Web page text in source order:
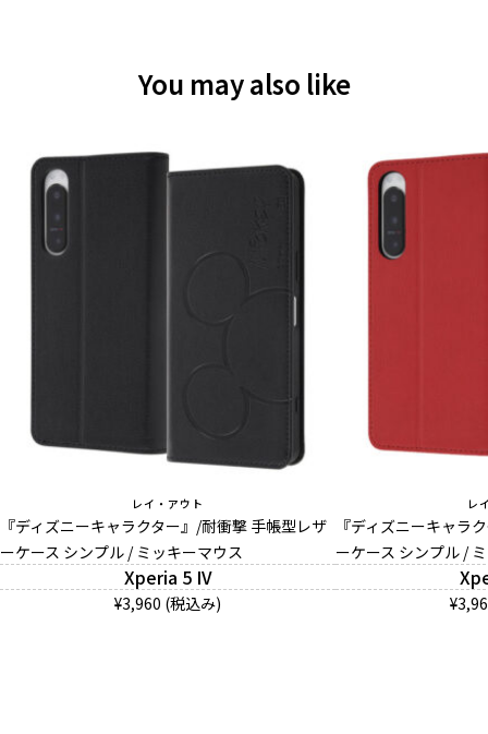
You may also like
レイ・アウト
『ディズニーキャラクター』/耐衝撃 手帳型レザ
ーケース シンプル / ミッキーマウス
Xperia 5 IV
¥3,960 (税込み)
レ
『ディズニーキャラ
ーケース シンプル /